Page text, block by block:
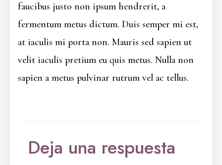
faucibus justo non ipsum hendrerit, a
fermentum metus dictum. Duis semper mi est,
at iaculis mi porta non. Mauris sed sapien ut
velit iaculis pretium eu quis metus. Nulla non
sapien a metus pulvinar rutrum vel ac tellus.
Deja una respuesta